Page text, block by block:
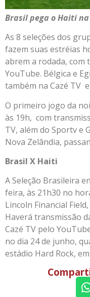
Brasil pega o Haiti
As 8 seleções dos
fazem suas estréias
abrem a rodada, com
YouTube. Bélgica e
também na Cazé TV
O primeiro jogo da
às 19h, com
TV, além do Sportv e
Nova Zelândia,
Brasil X Haiti
A Seleção Brasileira
feira, às 21h30 no
Lincoln Financial
Haverá transmissão
Cazé TV pelo
no dia 24 de junho,
estádio Hard Rock,